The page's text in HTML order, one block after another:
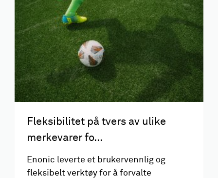
Fleksibilitet på tvers av ulike
merkevarer fo...
Enonic leverte et brukervennlig og
fleksibelt verktøy for å forvalte